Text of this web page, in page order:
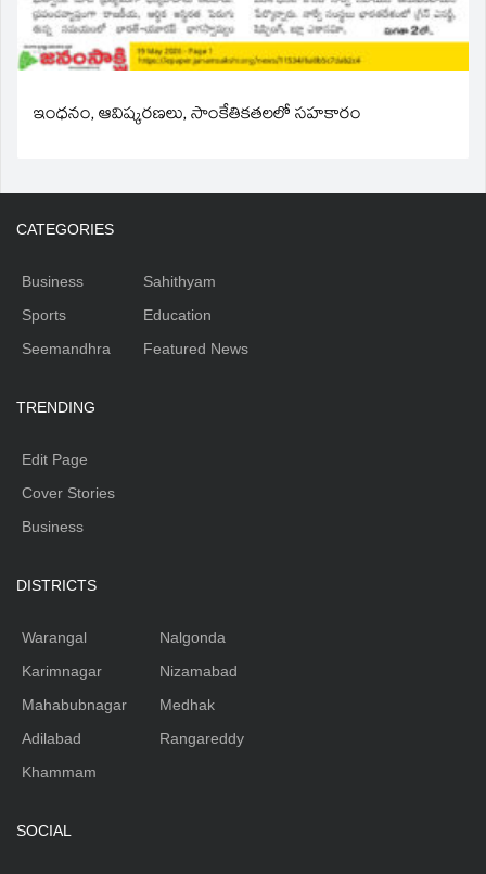
ఇంధనం, ఆవిష్కరణలు, సాంకేతికతలలో సహకారం
CATEGORIES
Business
Sports
Seemandhra
Sahithyam
Education
Featured News
TRENDING
Edit Page
Cover Stories
Business
DISTRICTS
Warangal
Karimnagar
Mahabubnagar
Adilabad
Khammam
Nalgonda
Nizamabad
Medhak
Rangareddy
SOCIAL